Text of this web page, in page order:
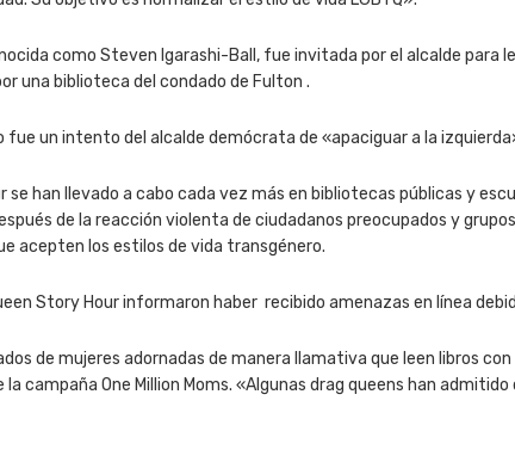
como Steven Igarashi-Ball, fue invitada por el alcalde para
una biblioteca del condado de Fulton .
un intento del alcalde demócrata de «apaciguar a la
han llevado a cabo cada vez más en bibliotecas públicas y
de la reacción violenta de ciudadanos preocupados y
acepten los estilos de vida transgénero.
Story Hour informaron haber recibido amenazas en línea
de mujeres adornadas de manera llamativa que leen libros con
campaña One Million Moms. «Algunas drag queens han admitido